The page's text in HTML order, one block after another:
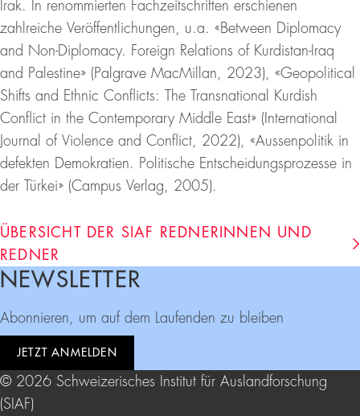
Irak. In renommierten Fachzeitschriften erschienen
zahlreiche Veröffentlichungen, u.a. «Between Diplomacy
and Non-Diplomacy. Foreign Relations of Kurdistan-Iraq
and Palestine» (Palgrave MacMillan, 2023), «Geopolitical
Shifts and Ethnic Conflicts: The Transnational Kurdish
Conflict in the Contemporary Middle East» (International
Journal of Violence and Conflict, 2022), «Aussenpolitik in
defekten Demokratien. Politische Entscheidungsprozesse in
der Türkei» (Campus Verlag, 2005).
ÜBERSICHT DER SIAF REDNERINNEN UND
REDNER
Footer
NEWSLETTER
Abonnieren, um auf dem Laufenden zu bleiben
JETZT ANMELDEN
© 2026 Schweizerisches Institut für Auslandforschung
(SIAF)